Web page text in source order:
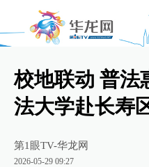
校地联动 普
法大学赴长寿
第1眼TV-华龙网
2026-05-29 09:27